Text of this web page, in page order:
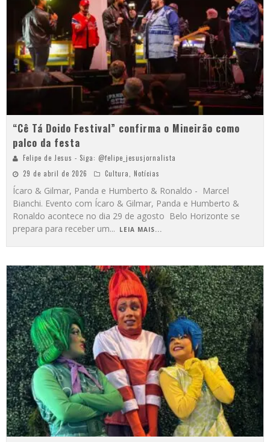
“Cê Tá Doido Festival” confirma o Mineirão como
palco da festa
Felipe de Jesus - Siga: @felipe_jesusjornalista
29 de abril de 2026
Cultura Notícias
Ícaro & Gilmar, Panda e Humberto & Ronaldo - Marcel
Bianchi. Evento com Ícaro & Gilmar, Panda e Humberto &
Ronaldo acontece no dia 29 de agosto Belo Horizonte se
prepara para receber um... LEIA MAIS...